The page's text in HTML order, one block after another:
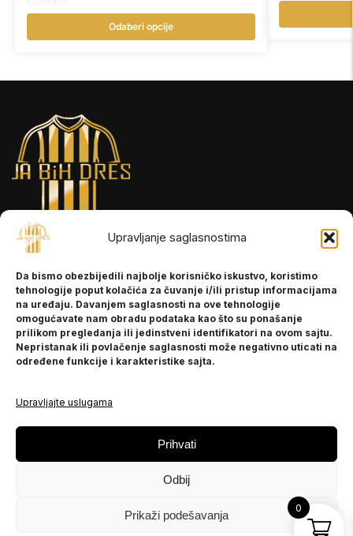
Upravljanje saglasnostima
Da bismo obezbijedili najbolje korisničko iskustvo, koristimo
tehnologije poput kolačića za čuvanje i/ili pristup informacijama
na uređaju. Davanjem saglasnosti na ove tehnologije
omogućavate nam obradu podataka kao što su ponašanje
prilikom pregledanja ili jedinstveni identifikatori na ovom sajtu.
Nepristanak ili povlačenje saglasnosti može negativno uticati na
određene funkcije i karakteristike sajta.
Upravljajte uslugama
Prihvati
Odbij
Prikaži podešavanja
Odaberi opcije
INFORMACIJE
O nama
Kontakt
POMOĆ
Politika privatnosti
PRATITE NAS
Instagram
0